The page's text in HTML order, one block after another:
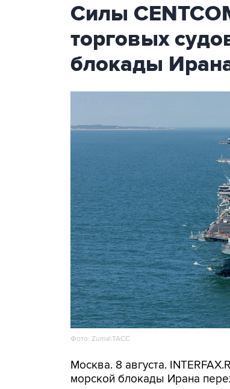
Силы
торговых
блокады
Фото: Zuma\ТАСС
Москва. 8 августа.
морской блокады Ирана